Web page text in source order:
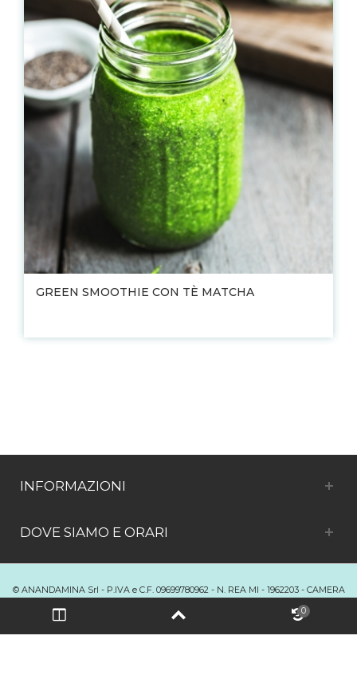
GREEN SMOOTHIE CON TÈ MATCHA
INFORMAZIONI
DOVE SIAMO E ORARI
© ANANDAMINA Srl - P.IVA e C.F. 09699780962 - N. REA MI - 1962203 - CAMERA
0